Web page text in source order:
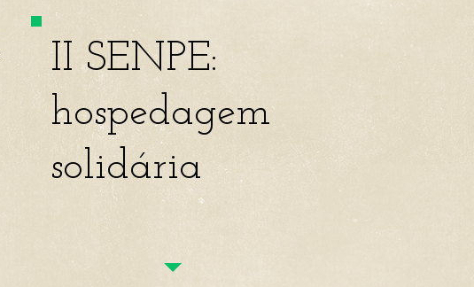
II SENPE:
hospedagem
solidária